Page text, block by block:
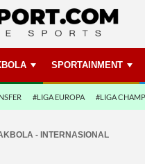
SPORTAINMENT
#LIGA EUROPA #LIGA
- INTERNASIONAL